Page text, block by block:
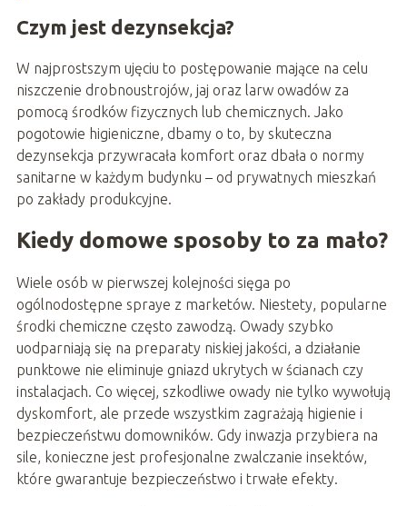
Czym jest dezynsekcja?
W najprostszym ujęciu to postępowanie mające na celu
niszczenie drobnoustrojów, jaj oraz larw owadów za
pomocą środków fizycznych lub chemicznych. Jako
pogotowie higieniczne, dbamy o to, by skuteczna
dezynsekcja przywracała komfort oraz dbała o normy
sanitarne w każdym budynku – od prywatnych mieszkań
po zakłady produkcyjne.
Kiedy domowe sposoby to za mało?
Wiele osób w pierwszej kolejności sięga po
ogólnodostępne spraye z marketów. Niestety, popularne
środki chemiczne często zawodzą. Owady szybko
uodparniają się na preparaty niskiej jakości, a działanie
punktowe nie eliminuje gniazd ukrytych w ścianach czy
instalacjach. Co więcej, szkodliwe owady nie tylko wywołują
dyskomfort, ale przede wszystkim zagrażają higienie i
bezpieczeństwu domowników. Gdy inwazja przybiera na
sile, konieczne jest profesjonalne zwalczanie insektów,
które gwarantuje bezpieczeństwo i trwałe efekty.